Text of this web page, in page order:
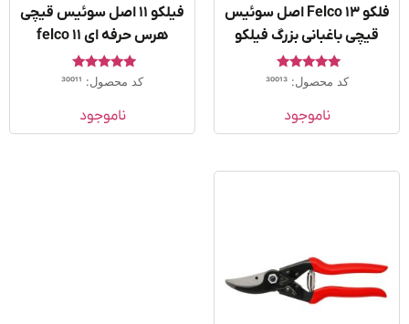
فلکو Felco 13 اصل سوئیس
قیچی باغبانی بزرگ فیلکو
امتیاز
5.00
کد محصول: 30013
ناموجود
فیلکو ۱۱ اصل سوئیس قیچی
هرس حرفه ای felco 11
امتیاز
5.00
کد محصول: 30011
ناموجود